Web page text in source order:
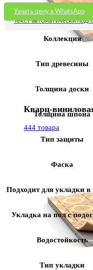
Кварц-
444 товара
Узнать цену в WhatsApp
Текст автоматически
Коллекция
Тип древесины
Толщина доски
Толщина шпона
Тип защиты
Фаска
Подходит для укладки в
Укладка на пол c
Водостойкость
Тип укладки